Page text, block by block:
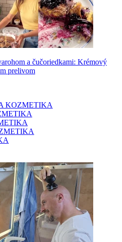
a čučoriedkami: Krémový
prelivom
KOZMETIKA